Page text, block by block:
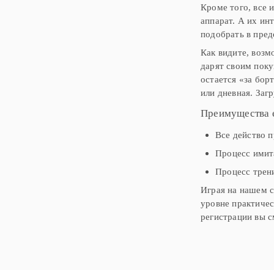
Кроме того, все
аппарат. А их
подобрать в
Как видите,
дарят своим
остается «за
или дневная.
Преимущества
Все действо
Процесс
Процесс
Играя на нашем
уровне
регистрации вы